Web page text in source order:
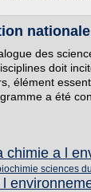
des
doit
élément
a été
chimie a l
sciences